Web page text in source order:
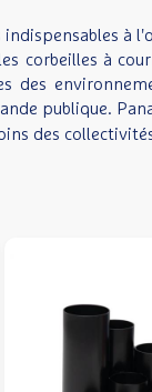
indispensables
corbeilles à
des
publique.
des